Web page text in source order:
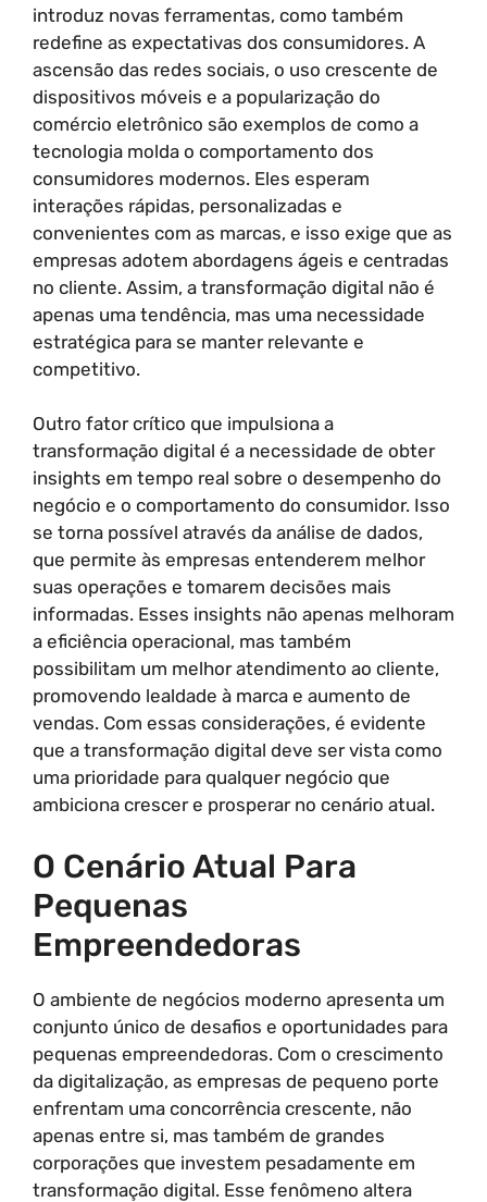
introduz novas ferramentas, como também
redefine as expectativas dos consumidores. A
ascensão das redes sociais, o uso crescente de
dispositivos móveis e a popularização do
comércio eletrônico são exemplos de como a
tecnologia molda o comportamento dos
consumidores modernos. Eles esperam
interações rápidas, personalizadas e
convenientes com as marcas, e isso exige que as
empresas adotem abordagens ágeis e centradas
no cliente. Assim, a transformação digital não é
apenas uma tendência, mas uma necessidade
estratégica para se manter relevante e
competitivo.
Outro fator crítico que impulsiona a
transformação digital é a necessidade de obter
insights em tempo real sobre o desempenho do
negócio e o comportamento do consumidor. Isso
se torna possível através da análise de dados,
que permite às empresas entenderem melhor
suas operações e tomarem decisões mais
informadas. Esses insights não apenas melhoram
a eficiência operacional, mas também
possibilitam um melhor atendimento ao cliente,
promovendo lealdade à marca e aumento de
vendas. Com essas considerações, é evidente
que a transformação digital deve ser vista como
uma prioridade para qualquer negócio que
ambiciona crescer e prosperar no cenário atual.
O Cenário Atual Para
Pequenas
Empreendedoras
O ambiente de negócios moderno apresenta um
conjunto único de desafios e oportunidades para
pequenas empreendedoras. Com o crescimento
da digitalização, as empresas de pequeno porte
enfrentam uma concorrência crescente, não
apenas entre si, mas também de grandes
corporações que investem pesadamente em
transformação digital. Esse fenômeno altera